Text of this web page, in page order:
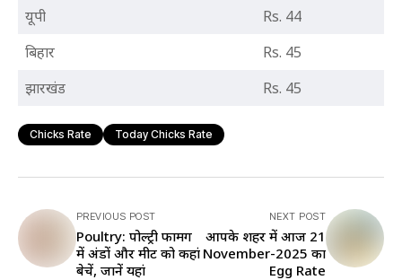
यूपी
Rs. 44
बिहार
Rs. 45
झारखंड
Rs. 45
Chicks Rate Today Chicks Rate
PREVIOUS POST
Poultry: पोल्ट्री फार्मिंग
में अंडों और मीट को कहां
बेचें, जानें यहां
NEXT POST
आपके शहर में आज 21
November-2025 का
Egg Rate